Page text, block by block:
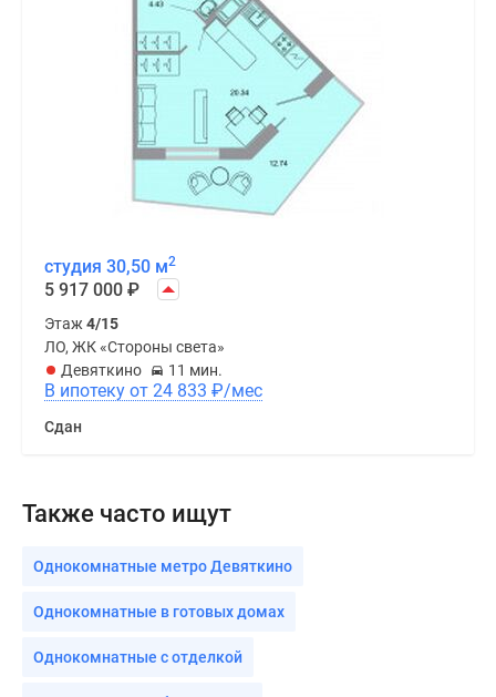
студия 30,50 м2
5 917 000 ₽
Этаж 4/15
ЛО, ЖК «Стороны света»
Девяткино
11 мин.
В ипотеку от 24 833 ₽/мес
Сдан
Также часто ищут
Однокомнатные метро Девяткино
Однокомнатные в готовых домах
Однокомнатные с отделкой